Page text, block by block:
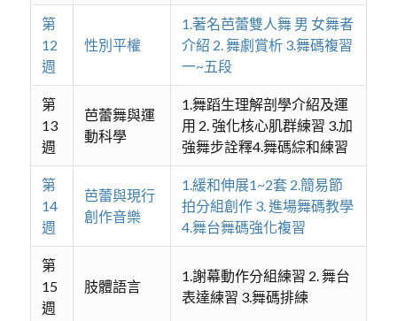
第
12
週
性別平權
1.著名芭蕾雙人舞 男 女舞者
介紹 2. 舞劇賞析 3.舞碼複習
一~五段
第
13
週
芭蕾舞與運
動科學
1.舞蹈生理解剖學介紹及運
用 2. 強化核心肌群練習 3.加
強舞步詮釋4.舞碼綜和練習
第
14
週
芭蕾與現行
創作音樂
1.緩和伸展1~2套 2.簡易節
拍分組創作 3. 進場舞碼教學
4.舞台舞碼強化複習
第
15
週
肢體語言
1.謝幕動作分組練習 2. 舞台
表達練習 3.舞碼排練